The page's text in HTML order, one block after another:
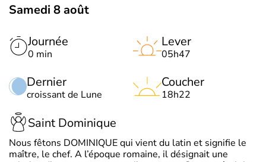
Samedi 8 août
Journée
0 min
Dernier
croissant de Lune
Lever
05h47
Coucher
18h22
Saint Dominique
Nous fêtons DOMINIQUE qui vient du latin et signifie le
maître, le chef. A l’époque romaine, il désignait une